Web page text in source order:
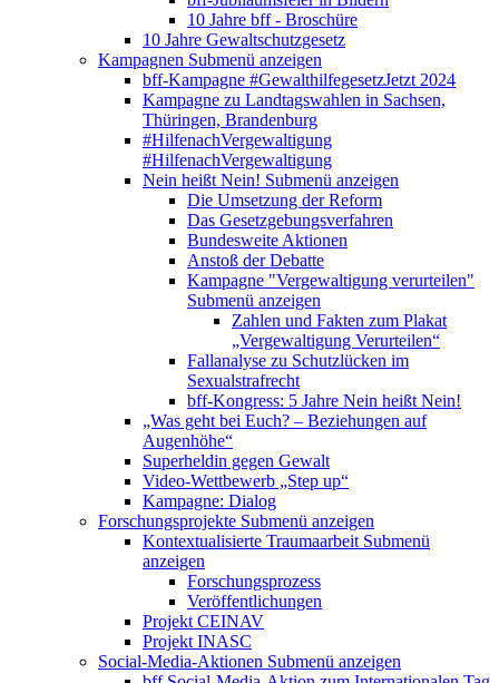
10 Jahre bff - Broschüre
10 Jahre Gewaltschutzgesetz
Kampagnen Submenü anzeigen
bff-Kampagne #GewalthilfegesetzJetzt 2024
Kampagne zu Landtagswahlen in Sachsen,
Thüringen, Brandenburg
#HilfenachVergewaltigung
#HilfenachVergewaltigung
Nein heißt Nein! Submenü anzeigen
Die Umsetzung der Reform
Das Gesetzgebungsverfahren
Bundesweite Aktionen
Anstoß der Debatte
Kampagne "Vergewaltigung verurteilen"
Submenü anzeigen
Zahlen und Fakten zum Plakat
„Vergewaltigung Verurteilen“
Fallanalyse zu Schutzlücken im
Sexualstrafrecht
bff-Kongress: 5 Jahre Nein heißt Nein!
„Was geht bei Euch? – Beziehungen auf
Augenhöhe“
Superheldin gegen Gewalt
Video-Wettbewerb „Step up“
Kampagne: Dialog
Forschungsprojekte Submenü anzeigen
Kontextualisierte Traumaarbeit Submenü
anzeigen
Forschungsprozess
Veröffentlichungen
Projekt CEINAV
Projekt INASC
Social-Media-Aktionen Submenü anzeigen